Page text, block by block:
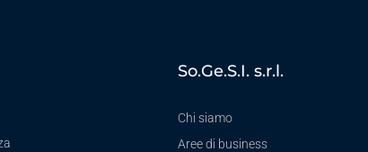
So.Ge.S.I. s.r.l.
Chi siamo
Aree di business